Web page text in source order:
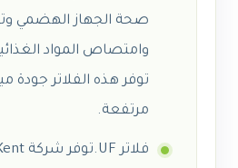
صحة الجهاز الهضمي
وامتصاص المواد
توفر هذه الفلاتر جودة
مرتفعة.